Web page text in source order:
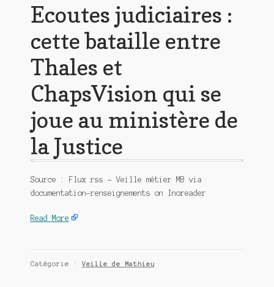
Ecoutes judiciaires :
cette bataille entre
Thales et
ChapsVision qui se
joue au ministère de
la Justice
Source : Flux rss – Veille métier MB via
documentation-renseignements on Inoreader
Read More
Catégorie :Veille de Mathieu